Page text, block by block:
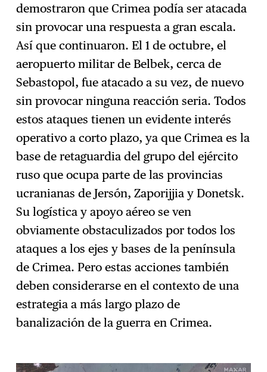
demostraron que Crimea podía ser atacada
sin provocar una respuesta a gran escala.
Así que continuaron. El 1 de octubre, el
aeropuerto militar de Belbek, cerca de
Sebastopol, fue atacado a su vez, de nuevo
sin provocar ninguna reacción seria. Todos
estos ataques tienen un evidente interés
operativo a corto plazo, ya que Crimea es la
base de retaguardia del grupo del ejército
ruso que ocupa parte de las provincias
ucranianas de Jersón, Zaporijjia y Donetsk.
Su logística y apoyo aéreo se ven
obviamente obstaculizados por todos los
ataques a los ejes y bases de la península
de Crimea. Pero estas acciones también
deben considerarse en el contexto de una
estrategia a más largo plazo de
banalización de la guerra en Crimea.